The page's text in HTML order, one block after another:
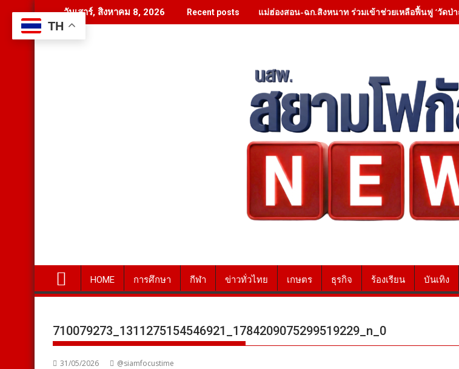
to
content
วันเสาร์, สิงหาคม 8, 2026 Recent posts แม่ฮ่องสอน-ฉก.สิงหนาท ร่วมเข้าช่วยเหลือฟื้นฟู ‘วัดป่
HOME การศึกษา กีฬา ข่าวทั่วไทย เกษตร ธุรกิจ ร้องเรียน บันเทิง
710079273_1311275154546921_1784209075299519229_n_0
31/05/2026 @siamfocustime
TH